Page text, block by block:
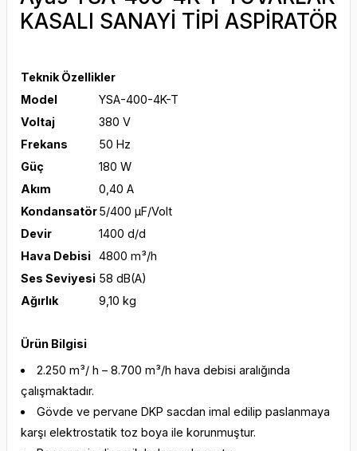
KASALI SANAYİ TİPİ ASPİRATÖR
Teknik Özellikler
Model
YSA-400-4K-T
Voltaj
380 V
Frekans
50 Hz
Güç
180 W
Akım
0,40 A
Kondansatör5/400 μF/Volt
Devir
1400 d/d
Hava Debisi 4800 m³/h
Ses Seviyesi 58 dB(A)
Ağırlık
9,10 kg
Ürün Bilgisi
2.250 m³/ h – 8.700 m³/h hava debisi aralığında
çalışmaktadır.
Gövde ve pervane DKP sacdan imal edilip paslanmaya
karşı elektrostatik toz boya ile korunmuştur.